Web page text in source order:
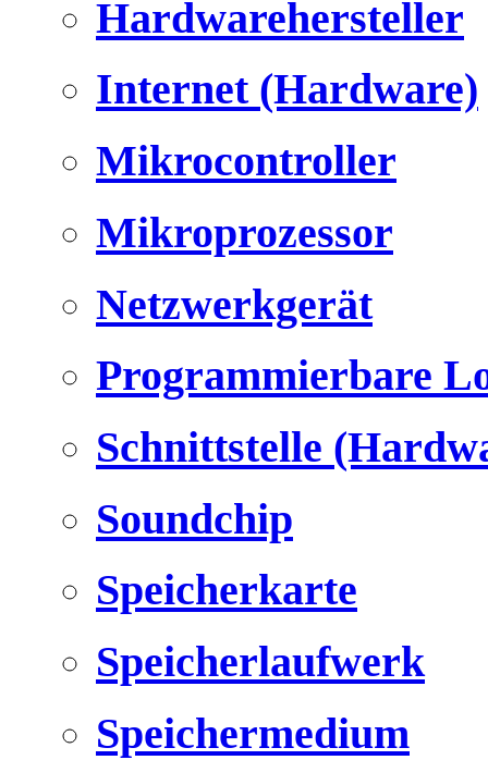
Hardwarehersteller
Internet (Hardware)
Mikrocontroller
Mikroprozessor
Netzwerkgerät
Programmierbare
Schnittstelle
Soundchip
Speicherkarte
Speicherlaufwerk
Speichermedium